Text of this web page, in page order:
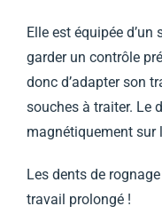
Elle est équipée
garder un contrôle
donc d’adapter son
souches à traiter. Le
magnétiquement sur
Les dents de
travail prolongé !